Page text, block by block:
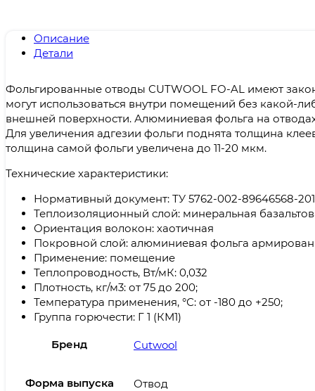
Описание
Детали
Фольгированные отводы CUTWOOL FO-AL имеют
могут использоваться внутри помещений без какой-
внешней поверхности. Алюминиевая фольга на
Для увеличения адгезии фольги поднята толщина
толщина самой фольги увеличена до 11-20 мкм.
Технические характеристики:
Нормативный документ: ТУ 5762-002-89646568-
Теплоизоляционный слой: минеральная
Ориентация волокон: хаотичная
Покровной слой: алюминиевая фольга
Применение: помещение
Теплопроводность, Вт/мК: 0,032
Плотность, кг/м3: от 75 до 200;
Температура применения, °С: от -180 до +250;
Группа горючести: Г 1 (КМ1)
Бренд Cutwool
Форма выпуска Отвод